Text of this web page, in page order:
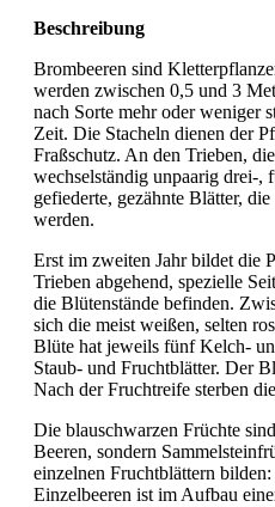
Beschreibung
Brombeeren sind
werden zwischen 0,5 und 3
nach Sorte mehr oder weniger
Zeit. Die Stacheln dienen der
Fraßschutz. An den Trieben,
wechselständig unpaarig drei-,
gefiederte, gezähnte Blätter,
werden.
Erst im zweiten Jahr bildet die
Trieben abgehend, spezielle
die Blütenstände befinden.
sich die meist weißen, selten
Blüte hat jeweils fünf Kelch-
Staub- und Fruchtblätter. Der
Nach der Fruchtreife sterben
Die blauschwarzen Früchte
Beeren, sondern
einzelnen Fruchtblättern
Einzelbeeren ist im Aufbau